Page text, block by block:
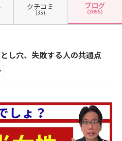
クチコミ
(35)
ブログ
(3055)
し穴、失敗する人の共通点